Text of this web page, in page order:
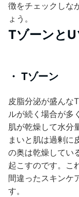
徴をチェックしな
ょう。
Tゾーンと
・ Tゾーン
皮脂分泌が盛んな
ルが続く場合が多
肌が乾燥して水分
まいと肌は過剰に
の奥は乾燥してい
起こすのです。こ
間違ったスキンケ
す。